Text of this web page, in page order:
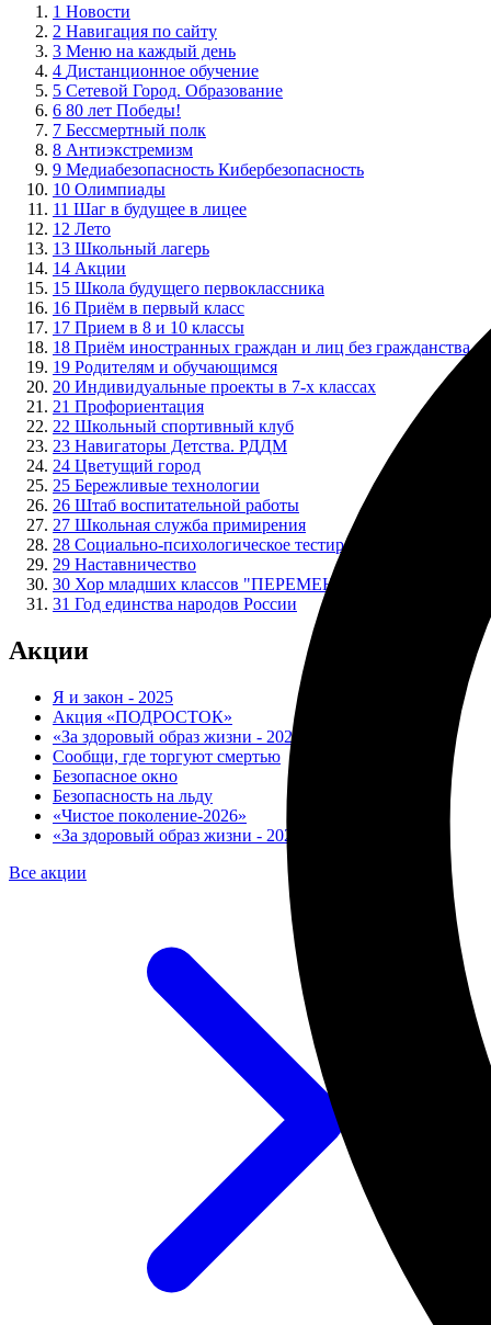
1 Новости
2 Навигация по сайту
3 Меню на каждый день
4 Дистанционное обучение
5 Сетевой Город. Образование
6 80 лет Победы!
7 Бессмертный полк
8 Антиэкстремизм
9 Медиабезопасность Кибербезопасность
10 Олимпиады
11 Шаг в будущее в лицее
12 Лето
13 Школьный лагерь
14 Акции
15 Школа будущего первоклассника
16 Приём в первый класс
17 Прием в 8 и 10 классы
18 Приём иностранных граждан и лиц без гражданства
19 Родителям и обучающимся
20 Индивидуальные проекты в 7-х классах
21 Профориентация
22 Школьный спортивный клуб
23 Навигаторы Детства. РДДМ
24 Цветущий город
25 Бережливые технологии
26 Штаб воспитательной работы
27 Школьная служба примирения
28 Социально-психологическое тестирование
29 Наставничество
30 Хор младших классов "ПЕРЕМЕНКА"
31 Год единства народов России
Акции
Я и закон - 2025
Акция «ПОДРОСТОК»
«За здоровый образ жизни - 2025»
Сообщи, где торгуют смертью
Безопасное окно
Безопасность на льду
«Чистое поколение-2026»
«За здоровый образ жизни - 2026»
Все акции